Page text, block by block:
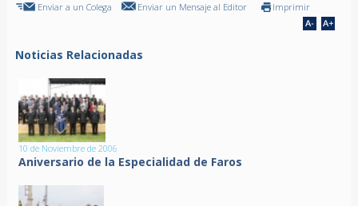
Enviar a un Colega Enviar un Mensaje al Editor Imprimir
Noticias Relacionadas
10 de Noviembre de 2006
Aniversario de la Especialidad de Faros